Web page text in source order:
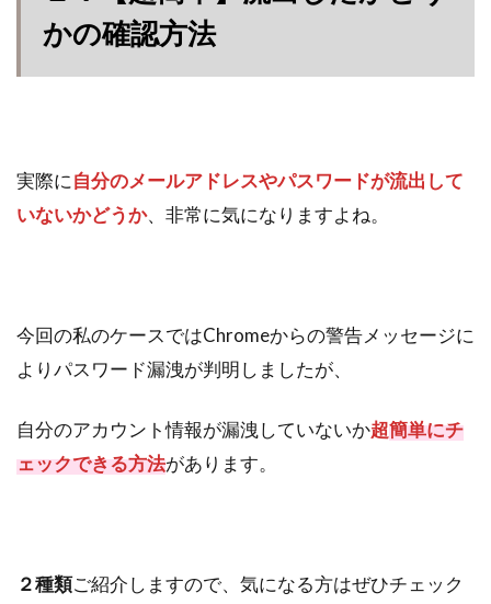
かの確認方法
実際に自分のメールアドレスやパスワードが流出して
いないかどうか、非常に気になりますよね。
今回の私のケースではChromeからの警告メッセージに
よりパスワード漏洩が判明しましたが、
自分のアカウント情報が漏洩していないか超簡単にチ
ェックできる方法があります。
２種類ご紹介しますので、気になる方はぜひチェック